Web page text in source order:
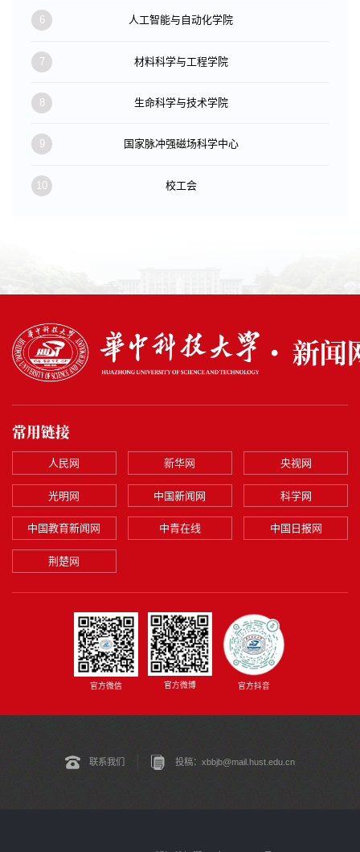
6 人工智能与自动化学院
7 材料科学与工程学院
8 生命科学与技术学院
9 国家脉冲强磁场科学中心
10 校工会
常用链接
人民网 新华网 央视网
光明网 中国新闻网 科学网
中国教育新闻网 中青在线 中国日报网
荆楚网
官方微信 官方微博 官方抖音
联系我们 投稿：xbbjb@mail.hust.edu.cn